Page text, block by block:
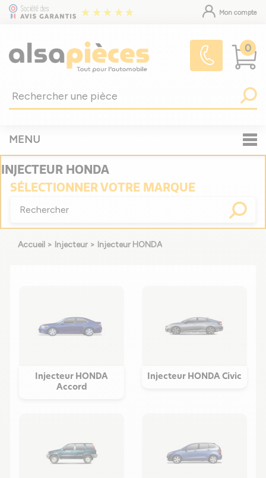
Mon compte
0
MENU
INJECTEUR HONDA
SÉLECTIONNERVOTRE MARQUE
Accueil > Injecteur > Injecteur HONDA
Injecteur HONDA
Accord
Injecteur HONDA Civic